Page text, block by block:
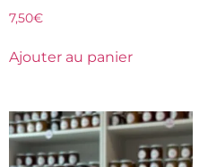
7,50€
Ajouter au panier